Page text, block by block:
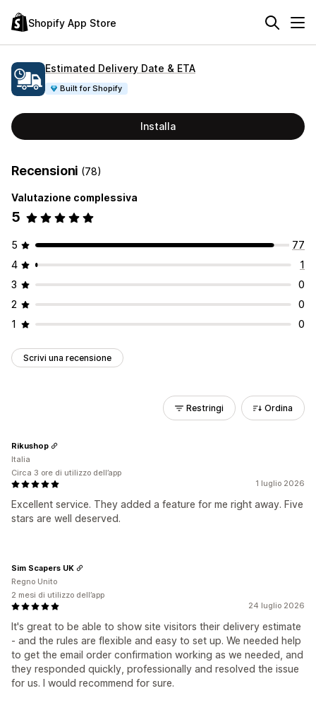
Shopify App Store
Estimated Delivery Date & ETA
Built for Shopify
Installa
Recensioni (78)
Valutazione complessiva
5
5
77
4
1
3
0
2
0
1
0
Scrivi una recensione
Restringi Ordina
1 luglio 2026
Excellent service. They added a feature for me right away. Five
stars are well deserved.
Rikushop
Italia
Circa 3 ore di utilizzo dell’app
24 luglio 2026
It's great to be able to show site visitors their delivery estimate
- and the rules are flexible and easy to set up. We needed help
to get the email order confirmation working as we needed, and
they responded quickly, professionally and resolved the issue
for us. I would recommend for sure.
Sim Scapers UK
Regno Unito
2 mesi di utilizzo dell’app